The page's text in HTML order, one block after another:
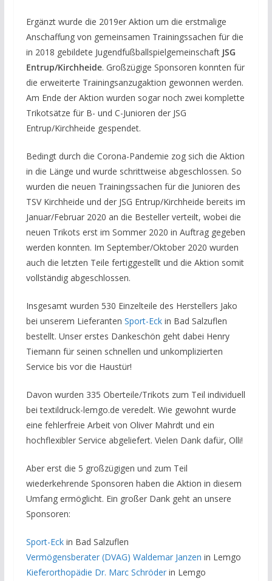
Ergänzt wurde die 2019er Aktion um die erstmalige
Anschaffung von gemeinsamen Trainingssachen für die
in 2018 gebildete Jugendfußballspielgemeinschaft JSG
Entrup/Kirchheide. Großzügige Sponsoren konnten für
die erweiterte Trainingsanzugaktion gewonnen werden.
Am Ende der Aktion wurden sogar noch zwei komplette
Trikotsätze für B- und C-Junioren der JSG
Entrup/Kirchheide gespendet.
Bedingt durch die Corona-Pandemie zog sich die Aktion
in die Länge und wurde schrittweise abgeschlossen. So
wurden die neuen Trainingssachen für die Junioren des
TSV Kirchheide und der JSG Entrup/Kirchheide bereits im
Januar/Februar 2020 an die Besteller verteilt, wobei die
neuen Trikots erst im Sommer 2020 in Auftrag gegeben
werden konnten. Im September/Oktober 2020 wurden
auch die letzten Teile fertiggestellt und die Aktion somit
vollständig abgeschlossen.
Insgesamt wurden 530 Einzelteile des Herstellers Jako
bei unserem Lieferanten Sport-Eckin Bad Salzuflen
bestellt. Unser erstes Dankeschön geht dabei Henry
Tiemann für seinen schnellen und unkomplizierten
Service bis vor die Haustür!
Davon wurden 335 Oberteile/Trikots zum Teil individuell
bei textildruck-lemgo.de veredelt. Wie gewohnt wurde
eine fehlerfreie Arbeit von Oliver Mahrdt und ein
hochflexibler Service abgeliefert. Vielen Dank dafür, Olli!
Aber erst die 5 großzügigen und zum Teil
wiederkehrende Sponsoren haben die Aktion in diesem
Umfang ermöglicht. Ein großer Dank geht an unsere
Sponsoren:
Sport-Eckin Bad Salzuflen
Vermögensberater (DVAG) Waldemar Janzen in Lemgo
Kieferorthopädie Dr. Marc Schröderin Lemgo